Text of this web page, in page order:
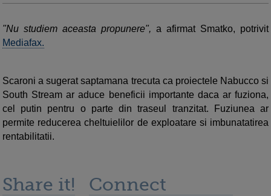
"Nu studiem aceasta propunere", a afirmat Smatko, potrivit
Mediafax.
Scaroni a sugerat saptamana trecuta ca proiectele Nabucco si
South Stream ar aduce beneficii importante daca ar fuziona,
cel putin pentru o parte din traseul tranzitat. Fuziunea ar
permite reducerea cheltuielilor de exploatare si imbunatatirea
rentabilitatii.
Share it! Connect